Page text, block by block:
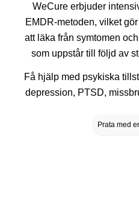
WeCure erbjuder
EMDR-metoden, vilket
att läka från symtomen
som uppstår till följd av
Få hjälp med psykiska
depression, PTSD,
Prata med